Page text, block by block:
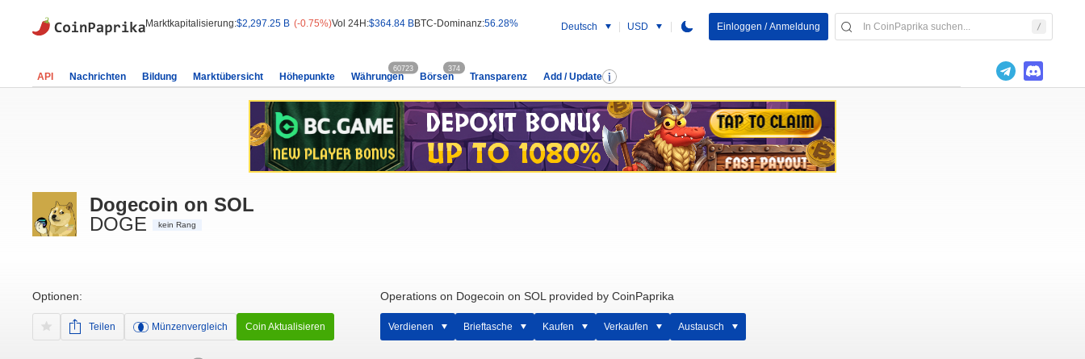
Marktkapitalisierung:$2,297.25 B (-0.75%)Vol 24H:$364.84 BBTC-Dominanz:56.28% Deutsch USD Einloggen / Anmeldung
API Nachrichten Bildung Marktübersicht Höhepunkte Währungen
60723
Börsen
374
Transparenz Add / Update
Dogecoin on SOL
DOGE
kein Rang
Optionen:
Teilen Münzenvergleich Coin Aktualisieren
Operations on Dogecoin on SOL provided by CoinPaprika
Verdienen Brieftasche Kaufen Verkaufen Austausch